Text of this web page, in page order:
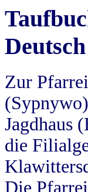
Zur
Jagdhaus
die
Die